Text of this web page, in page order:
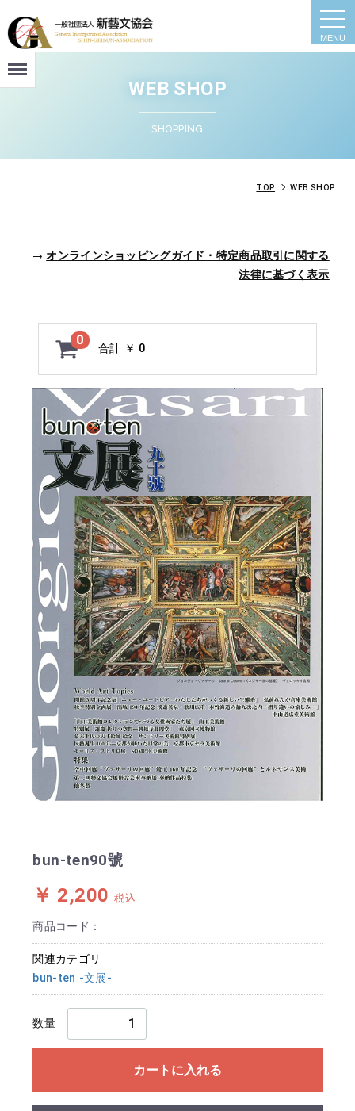
WEB SHOP
SHOPPING
TOP WEB SHOP
→オンラインショッピングガイド・特定商品取引に関する
法律に基づく表示
0
合計 ￥ 0
Menu
bun-ten90號
￥ 2,200 税込
商品コード：
関連カテゴリ
bun-ten -文展-
数量
カートに入れる